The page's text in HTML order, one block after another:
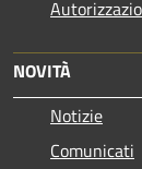
NOVITÀ
Notizie
Comunicati